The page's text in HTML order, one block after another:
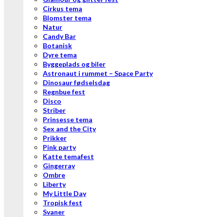
Cirkus tema
Blomster tema
Natur
Candy Bar
Botanisk
Dyre tema
Byggeplads og biler
Astronaut i rummet – Space Party
Dinosaur fødselsdag
Regnbue fest
Disco
Striber
Prinsesse tema
Sex and the City
Prikker
Pink party
Katte temafest
Gingerray
Ombre
Liberty
My Little Day
Tropisk fest
Svaner